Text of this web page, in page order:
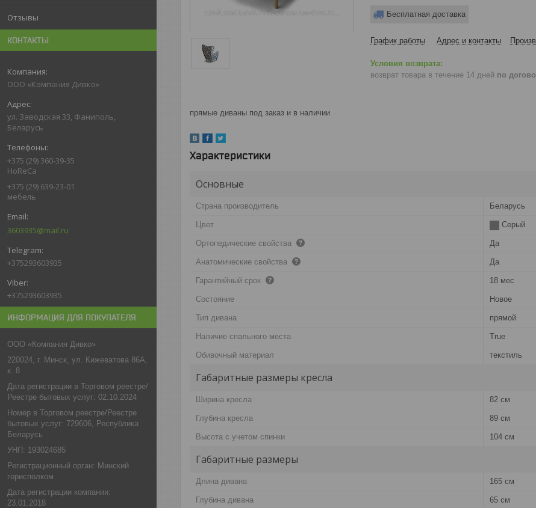
Отзывы
КОНТАКТЫ
ООО «Компания Дивко»
ул. Заводская 33, Фаниполь,
Беларусь
+375 (29) 360-39-35
HoReCa
+375 (29) 639-23-01
мебель
3603935@mail.ru
+375293603935
+375293603935
ИНФОРМАЦИЯ ДЛЯ ПОКУПАТЕЛЯ
ООО «Компания Дивко»
220024, г. Минск, ул. Кижеватова 86А,
к. 8
Дата регистрации в Торговом реестре/
Реестре бытовых услуг: 02.10.2024
Номер в Торговом реестре/Реестре
бытовых услуг: 729606, Республика
Беларусь
УНП: 193024685
Регистрационный орган: Минский
горисполком
Дата регистрации компании:
23.01.2018
Бесплатная доставка
График работы Адрес и контакты
возврат товара в течение 14 дней по
прямые диваны под заказ и в наличии
Характеристики
Основные
Страна производитель Беларусь
Цвет Серый
Ортопедические свойства Да
Анатомические свойства Да
Гарантийный срок 18 мес
Состояние Новое
Тип дивана прямой
Наличие спального места True
Обивочный материал текстиль
Габаритные размеры кресла
Ширина кресла 82 см
Глубина кресла 89 см
Высота с учетом спинки 104 см
Габаритные размеры
Длина дивана 165 см
Глубина дивана 65 см